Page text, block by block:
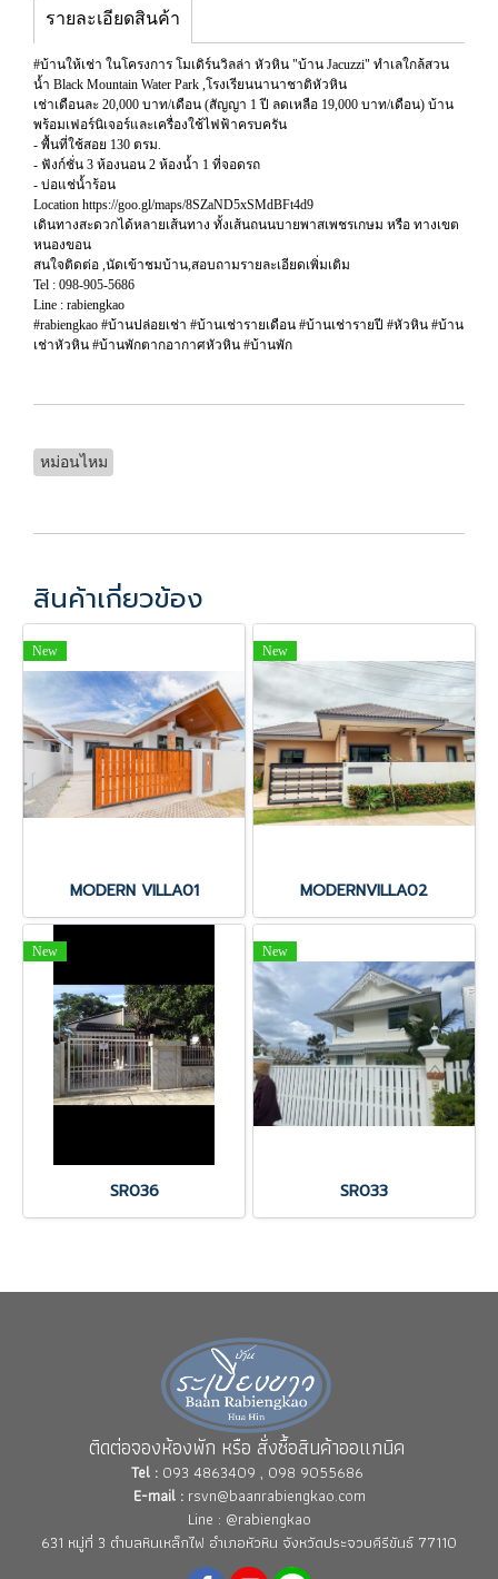
รายละเอียดสินค้า
#บ้านให้เช่า ในโครงการ โมเดิร์นวิลล่า หัวหิน "บ้าน Jacuzzi" ทำเลใกล้สวน
น้ำ Black Mountain Water Park ,โรงเรียนนานาชาติหัวหิน
เช่าเดือนละ 20,000 บาท/เดือน (สัญญา 1 ปี ลดเหลือ 19,000 บาท/เดือน) บ้าน
พร้อมเฟอร์นิเจอร์และเครื่องใช้ไฟฟ้าครบครัน
- พื้นที่ใช้สอย 130 ตรม.
- ฟังก์ชั่น 3 ห้องนอน 2 ห้องน้ำ 1 ที่จอดรถ
- บ่อแช่น้ำร้อน
Location https://goo.gl/maps/8SZaND5xSMdBFt4d9
เดินทางสะดวกได้หลายเส้นทาง ทั้งเส้นถนนบายพาสเพชรเกษม หรือ ทางเขต
หนองขอน
สนใจติดต่อ ,นัดเข้าชมบ้าน,สอบถามรายละเอียดเพิ่มเติม
Tel : 098-905-5686
Line : rabiengkao
#rabiengkao #บ้านปล่อยเช่า #บ้านเช่ารายเดือน #บ้านเช่ารายปี #หัวหิน #บ้าน
เช่าหัวหิน #บ้านพักตากอากาศหัวหิน #บ้านพัก
หม่อนไหม
สินค้าเกี่ยวข้อง
New
MODERN VILLA01
New
MODERNVILLA02
New
SR036
New
SR033
ติดต่อจองห้องพัก หรือ สั่งซื้อสินค้าออแกนิค
Tel :093 4863409 , 098 9055686
E-mail :rsvn@baanrabiengkao.com
Line : @rabiengkao
631 หมู่ที่ 3 ตำบลหินเหล็กไฟ อำเภอหัวหิน จังหวัดประจวบคีรีขันธ์ 77110